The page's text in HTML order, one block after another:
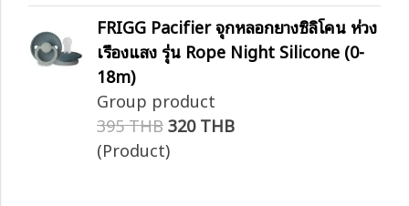
FRIGG Pacifier จุกหลอกยางซิลิโคน ห่วง
เรืองแสง รุ่น Rope Night Silicone (0-
18m)
Group product
395 THB320 THB
(Product)